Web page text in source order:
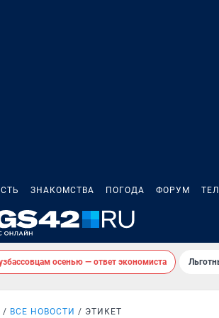
ЗНАКОМСТВА ПОГОДА ФОРУМ
осенью — ответ экономиста
ВСЕ НОВОСТИ ЭТИКЕТ